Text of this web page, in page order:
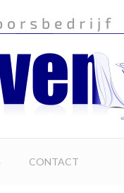
CONTACT